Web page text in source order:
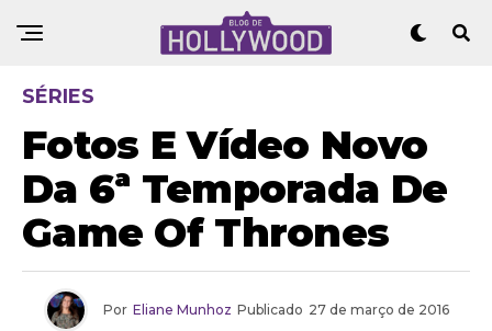
SÉRIES
Fotos E Vídeo Novo
Da 6ª Temporada De
Game Of Thrones
Por Eliane Munhoz Publicado 27 de março de 2016